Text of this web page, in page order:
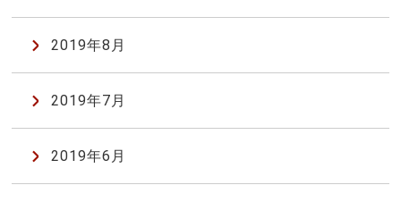
2019年8月
2019年7月
2019年6月